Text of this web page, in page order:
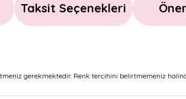
Taksit Seçenekleri
gerekmektedir. Renk tercihini belirtmemeniz